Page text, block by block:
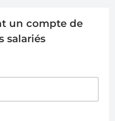
un compte de
salariés